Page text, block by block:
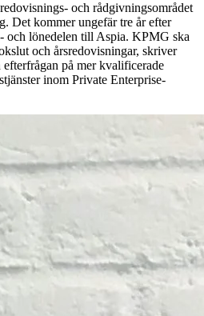
och rådgivningsområdet
Det kommer ungefär tre år efter
och lönedelen till Aspia. KPMG ska
och årsredovisningar, skriver
på mer kvalificerade
inom Private Enterprise-